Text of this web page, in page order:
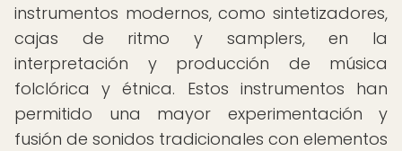
instrumentos modernos, como sintetizadores,
cajas de ritmo y samplers, en la
interpretación y producción de música
folclórica y étnica. Estos instrumentos han
permitido una mayor experimentación y
fusión de sonidos tradicionales con elementos